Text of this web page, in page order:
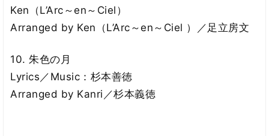
Ken（L’Arc～en～Ciel）
Arranged by Ken（L’Arc～en～Ciel ）／足立房文
10. 朱色の月
Lyrics／Music：杉本善徳
Arranged by Kanri／杉本義徳